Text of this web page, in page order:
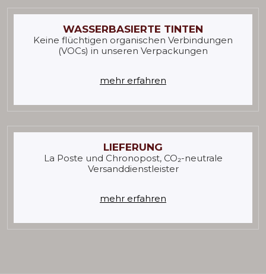
WASSERBASIERTE TINTEN
Keine flüchtigen organischen Verbindungen
(VOCs) in unseren Verpackungen
mehr erfahren
LIEFERUNG
La Poste und Chronopost, CO₂-neutrale
Versanddienstleister
mehr erfahren